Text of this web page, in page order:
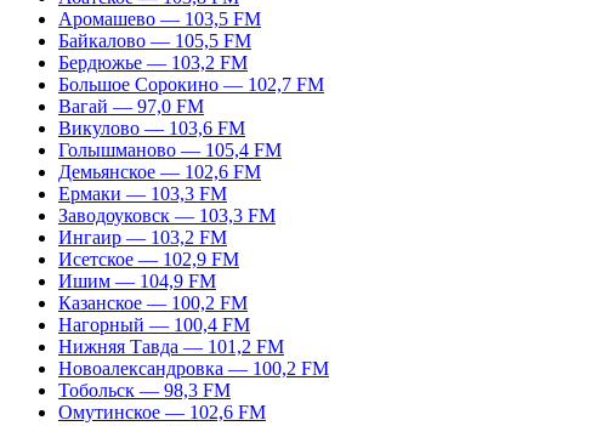
Аромашево — 103,5 FM
Байкалово — 105,5 FM
Бердюжье — 103,2 FM
Большое Сорокино — 102,7 FM
Вагай — 97,0 FM
Викулово — 103,6 FM
Голышманово — 105,4 FM
Демьянское — 102,6 FM
Ермаки — 103,3 FM
Заводоуковск — 103,3 FM
Ингаир — 103,2 FM
Исетское — 102,9 FM
Ишим — 104,9 FM
Казанское — 100,2 FM
Нагорный — 100,4 FM
Нижняя Тавда — 101,2 FM
Новоалександровка — 100,2 FM
Тобольск — 98,3 FM
Омутинское — 102,6 FM